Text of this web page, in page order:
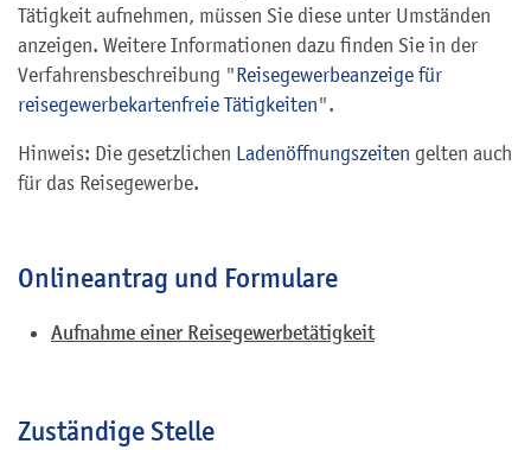
Tätigkeit aufnehmen, müssen Sie diese unter Umständen
anzeigen. Weitere Informationen dazu finden Sie in der
Verfahrensbeschreibung "Reisegewerbeanzeige für
reisegewerbekartenfreie Tätigkeiten".
Hinweis: Die gesetzlichen Ladenöffnungszeiten gelten auch
für das Reisegewerbe.
Onlineantrag und Formulare
Aufnahme einer Reisegewerbetätigkeit
Zuständige Stelle